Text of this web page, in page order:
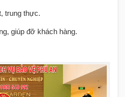
trung thực.
giúp đỡ khách hàng.